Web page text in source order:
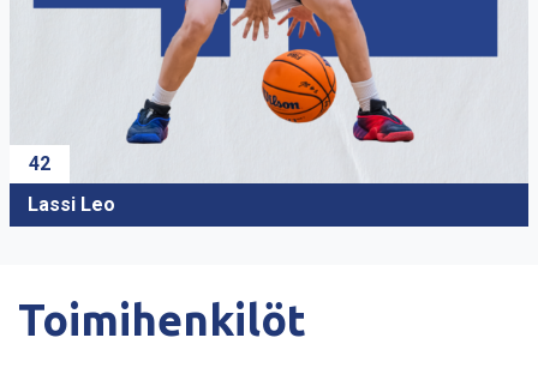
42
Lassi Leo
Toimihenkilöt